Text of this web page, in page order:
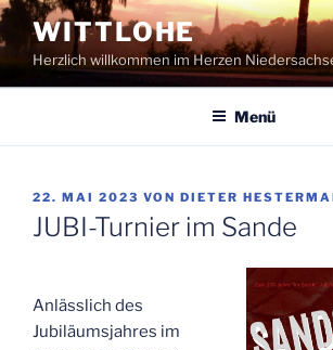
Zum
Inhalt
springen
WITTLOHE
Herzlich willkommen im Herzen
Menü
VERÖFFENTLICHT
AM
22. MAI 2023 VON DIETER
JUBI-Turnier im Sande
Anlässlich des
Jubiläumsjahres im